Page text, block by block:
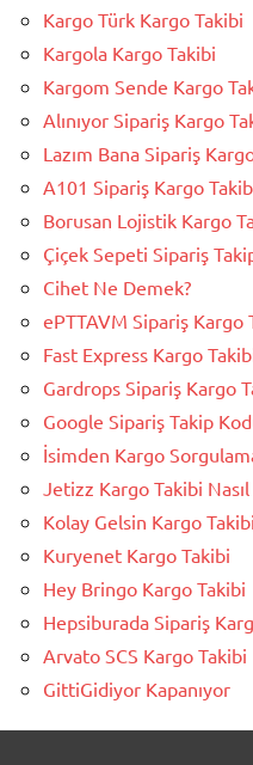
Kargo Türk Kargo Takibi
Kargola Kargo Takibi
Kargom Sende Kargo
Alınıyor Sipariş Kargo
Lazım Bana Sipariş
A101 Sipariş Kargo
Borusan Lojistik Kargo
Çiçek Sepeti Sipariş
Cihet Ne Demek?
ePTTAVM Sipariş Kargo
Fast Express Kargo
Gardrops Sipariş Kargo
Google Sipariş Takip
İsimden Kargo Sorgulama
Jetizz Kargo Takibi Nasıl
Kolay Gelsin Kargo Takibi
Kuryenet Kargo Takibi
Hey Bringo Kargo Takibi
Hepsiburada Sipariş
Arvato SCS Kargo Takibi
GittiGidiyor Kapanıyor